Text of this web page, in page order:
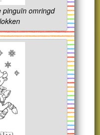
pinguïn omringd